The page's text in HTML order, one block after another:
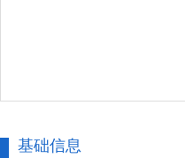
基础信息